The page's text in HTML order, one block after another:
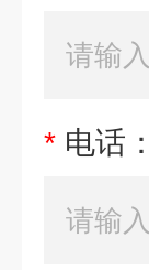
* 电话：